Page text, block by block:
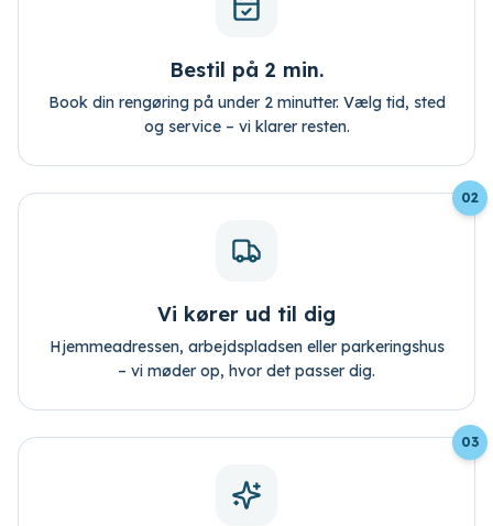
Bestil på 2 min.
Book din rengøring på under 2 minutter. Vælg tid, sted
og service – vi klarer resten.
02
Vi kører ud til dig
Hjemmeadressen, arbejdspladsen eller parkeringshus
– vi møder op, hvor det passer dig.
03